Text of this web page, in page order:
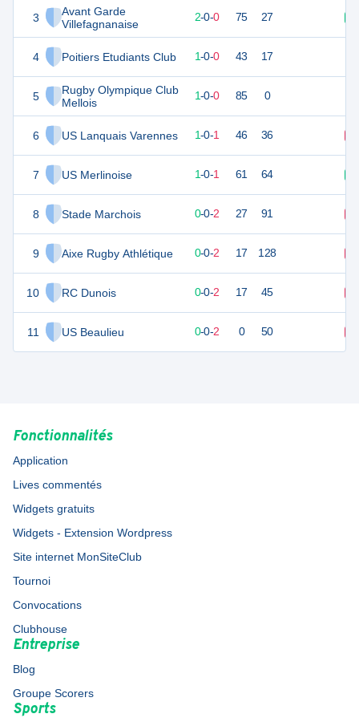
3
Avant Garde
Villefagnanaise
4 Poitiers Etudiants Club
5
Rugby Olympique Club
Mellois
6 US Lanquais Varennes
7 US Merlinoise
8 Stade Marchois
9 Aixe Rugby Athlétique
10 RC Dunois
11 US Beaulieu
2-0-0 75 27
5 1 1-0-0 43 17
5 1 1-0-0 85 0
5 2 1-0-1 46 36
1-0-1 61 64
0-0-2 27 91
0 2 0-0-2 17 128
0-0-2 17 45
0-0-2 0 50
Fonctionnalités
Application
Lives commentés
Widgets gratuits
Widgets - Extension Wordpress
Site internet MonSiteClub
Tournoi
Convocations
Clubhouse
Entreprise
Blog
Groupe Scorers
Sports